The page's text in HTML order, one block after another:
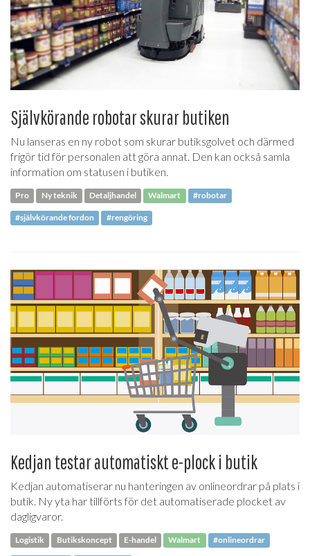
Självkörande robotar skurar butiken
Nu lanseras en ny robot som skurar butiksgolvet och därmed
frigör tid för personalen att göra annat. Den kan också samla
information om statusen i butiken.
Pro Ny teknik Detaljhandel Walmart #robotar
#självkörande fordon #rengöring
Kedjan testar automatiskt e-plock i butik
Kedjan automatiserar nu hanteringen av onlineordrar på plats i
butik. Ny yta har tillförts för det automatiserade plocket av
dagligvaror.
Logistik Butikskoncept E-handel Walmart #onlineordrar